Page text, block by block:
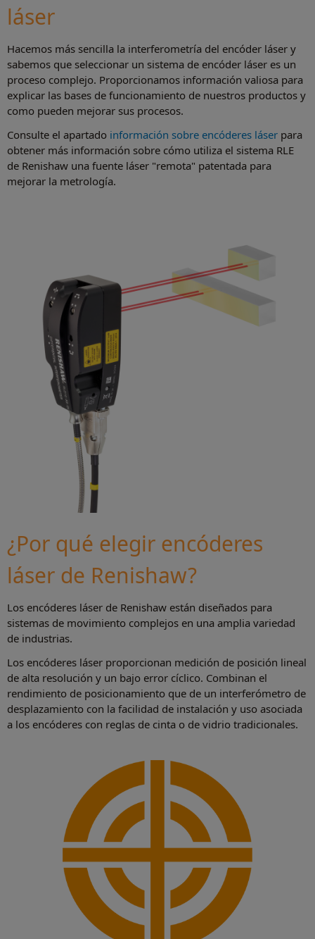
láser
Hacemos más sencilla la interferometría del encóder láser y
sabemos que seleccionar un sistema de encóder láser es un
proceso complejo. Proporcionamos información valiosa para
explicar las bases de funcionamiento de nuestros productos y
como pueden mejorar sus procesos.
Consulte el apartado información sobre encóderes láser para
obtener más información sobre cómo utiliza el sistema RLE
de Renishaw una fuente láser "remota" patentada para
mejorar la metrología.
¿Por qué elegir encóderes
láser de Renishaw?
Los encóderes láser de Renishaw están diseñados para
sistemas de movimiento complejos en una amplia variedad
de industrias.
Los encóderes láser proporcionan medición de posición lineal
de alta resolución y un bajo error cíclico. Combinan el
rendimiento de posicionamiento que de un interferómetro de
desplazamiento con la facilidad de instalación y uso asociada
a los encóderes con reglas de cinta o de vidrio tradicionales.